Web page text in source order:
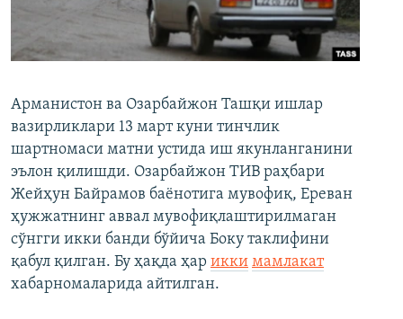
Арманистон ва Озарбайжон Ташқи ишлар
вазирликлари 13 март куни тинчлик
шартномаси матни устида иш якунланганини
эълон қилишди. Озарбайжон ТИВ раҳбари
Жейҳун Байрамов баёнотига мувофиқ, Ереван
ҳужжатнинг аввал мувофиқлаштирилмаган
сўнгги икки банди бўйича Боку таклифини
қабул қилган. Бу ҳақда ҳар икки мамлакат
хабарномаларида айтилган.